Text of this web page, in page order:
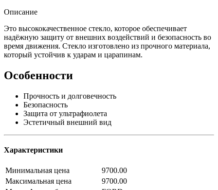
Описание
Это высококачественное стекло, которое обеспечивает
надёжную защиту от внешних воздействий и безопасность во
время движения. Стекло изготовлено из прочного материала,
который устойчив к ударам и царапинам.
Особенности
Прочность и долговечность
Безопасность
Защита от ультрафиолета
Эстетичный внешний вид
Характеристики
Минимальная цена
9700.00
Максимальная цена
9700.00